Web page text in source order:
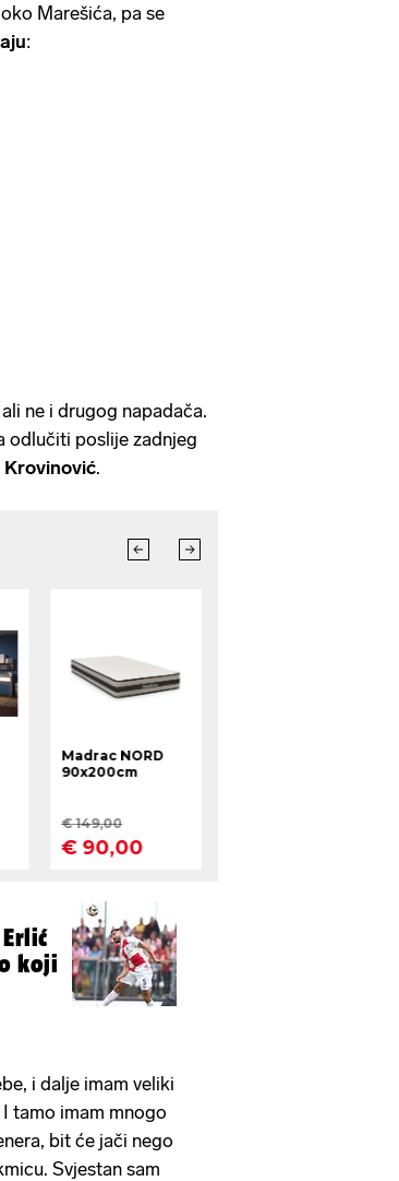
Marešića, pa se
:
ne i drugog napadača.
odlučiti poslije zadnjeg
Krovinović.
koji
i dalje imam veliki
tamo imam mnogo
bit će jači nego
Svjestan sam